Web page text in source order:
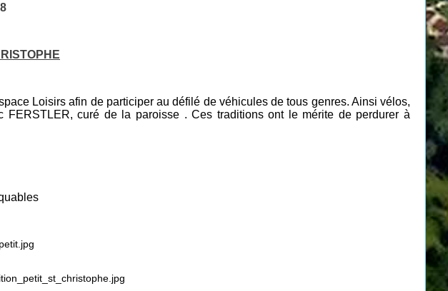
Loisirs afin de participer au défilé de véhicules de tous genres. Ainsi vélos,
curé de la paroisse . Ces traditions ont le mérite de perdurer à